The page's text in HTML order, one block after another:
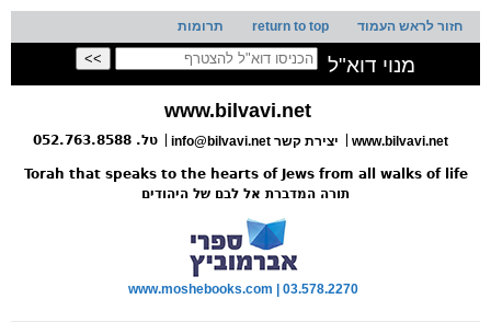
חזור לראש העמוד return to top תרומות
מנוי דוא"ל
www.bilvavi.net
www.bilvavi.net info@bilvavi.net יצירת קשר טל. 052.763.8588
Torah that speaks to the hearts of Jews from all walks of life
תורה המדברת אל לבם של היהודים
www.moshebooks.com | 03.578.2270